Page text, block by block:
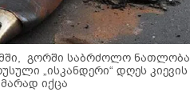
გორში საბრძოლო ნათლობა
„ისკანდერი“ დღეს კიევის
იქცა